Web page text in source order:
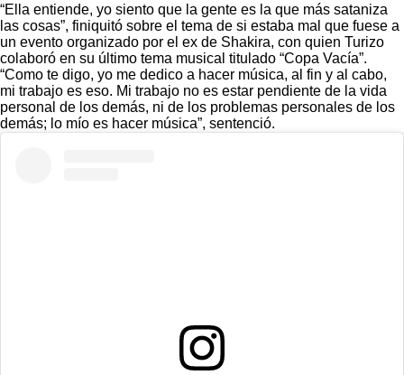
“Ella entiende, yo siento que la gente es la que más sataniza
las cosas”, finiquitó sobre el tema de si estaba mal que fuese a
un evento organizado por el ex de Shakira, con quien Turizo
colaboró en su último tema musical titulado “Copa Vacía”.
“Como te digo, yo me dedico a hacer música, al fin y al cabo,
mi trabajo es eso. Mi trabajo no es estar pendiente de la vida
personal de los demás, ni de los problemas personales de los
demás; lo mío es hacer música”, sentenció.